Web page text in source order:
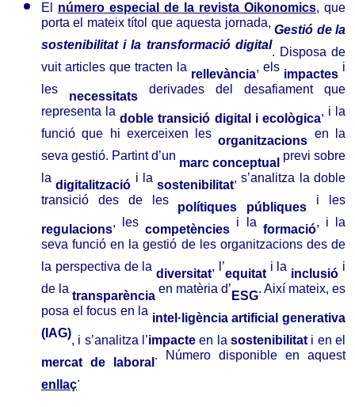
El número especial de la revista Oikonomics, que
porta el mateix títol que aquesta jornada,Gestió de la
sostenibilitat i la transformació digital. Disposa de
vuit articles que tracten la rellevància, els impactes i
les
necessitats derivades del desafiament que
representa ladoble transició digital i ecològica, i la
funció que hi exerceixen lesorganitzacions en la
seva gestió. Partint d’un marc conceptual previ sobre
ladigitalització i lasostenibilitat, s’analitza la doble
transició des de les
polítiques públiques i les
regulacions, lescompetències i la formació, i la
seva funció en la gestió de les organitzacions des de
la perspectiva de ladiversitat, l’equitati la inclusió i
de la transparència en matèria d’ ESG. Així mateix, es
posa el focus en la intel·ligència artificial generativa
(IAG), i s’analitza l’impacte en la sostenibilitat i en el
mercat de laboral . Número disponible en aquest
enllaç.